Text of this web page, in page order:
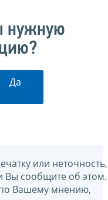
нужную
Да
или неточность,
Вы сообщите об этом.
по Вашему мнению,